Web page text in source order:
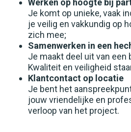
Werken op hoogte bij
Je komt op unieke, vaak
je veilig en vakkundig op
zich mee;
Samenwerken in een
Je maakt deel uit van
Kwaliteit en veiligheid
Klantcontact op locatie
Je bent het
jouw vriendelijke en
verloop van het project.
Helden
Kessel
Peel en
Velden
Wanssum